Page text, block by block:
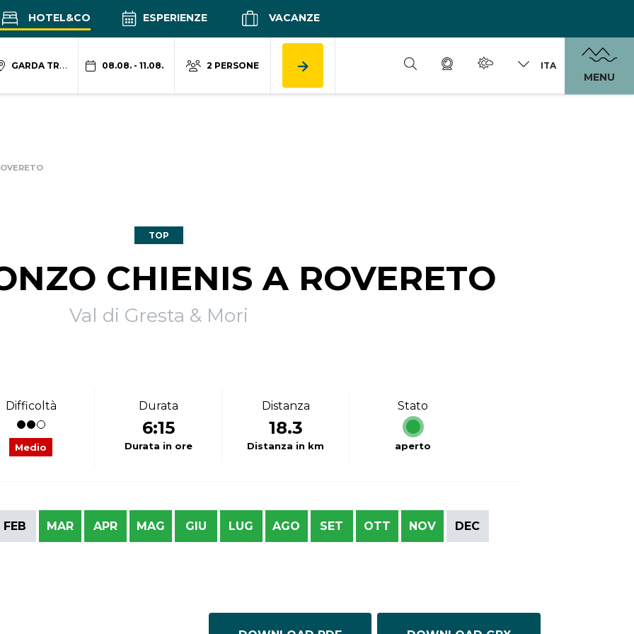
HOTEL&CO ESPERIENZE VACANZE
GARDA TRENTINO 08.08. - 11.08. 2 PERSONE ITA
MENU
TOP
CHIENIS A ROVERETO
Val di Gresta & Mori
Difficoltà
Medio
Durata
6:15
Durata in ore
Distanza
18.3
Distanza in km
Stato
aperto
FEB MAR APR MAG GIU LUG AGO SET OTT NOV DEC